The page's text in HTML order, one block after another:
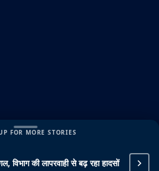
FOR MORE STORIES
विभाग की लापरवाही से बढ़ रहा हादसों
| Disclaimer